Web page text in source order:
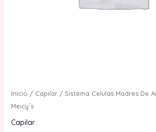
Inicio / Capilar/ Sistema Celulas Madres De
Meicy´s
Capilar